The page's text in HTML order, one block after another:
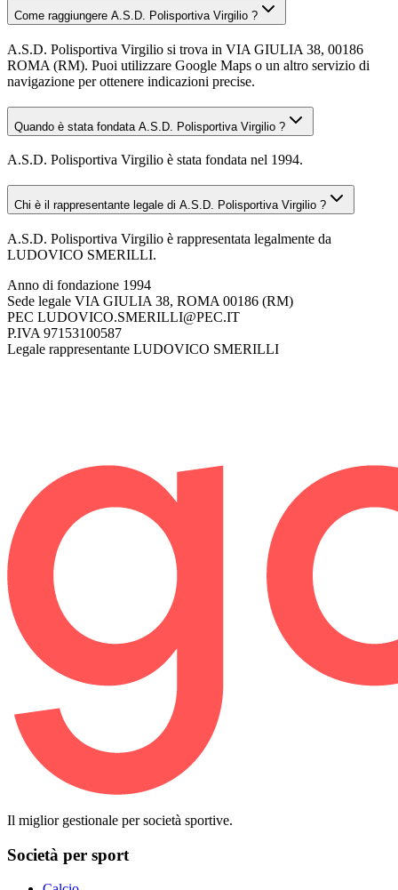
Come raggiungere A.S.D. Polisportiva Virgilio ?
A.S.D. Polisportiva Virgilio si trova in VIA GIULIA 38, 00186
ROMA (RM). Puoi utilizzare Google Maps o un altro servizio di
navigazione per ottenere indicazioni precise.
Quando è stata fondata A.S.D. Polisportiva Virgilio ?
A.S.D. Polisportiva Virgilio è stata fondata nel 1994.
Chi è il rappresentante legale di A.S.D. Polisportiva Virgilio ?
A.S.D. Polisportiva Virgilio è rappresentata legalmente da
LUDOVICO SMERILLI.
Anno di fondazione 1994
Sede legale VIA GIULIA 38, ROMA 00186 (RM)
PEC LUDOVICO.SMERILLI@PEC.IT
P.IVA 97153100587
Legale rappresentante LUDOVICO SMERILLI
Il miglior gestionale per società sportive.
Società per sport